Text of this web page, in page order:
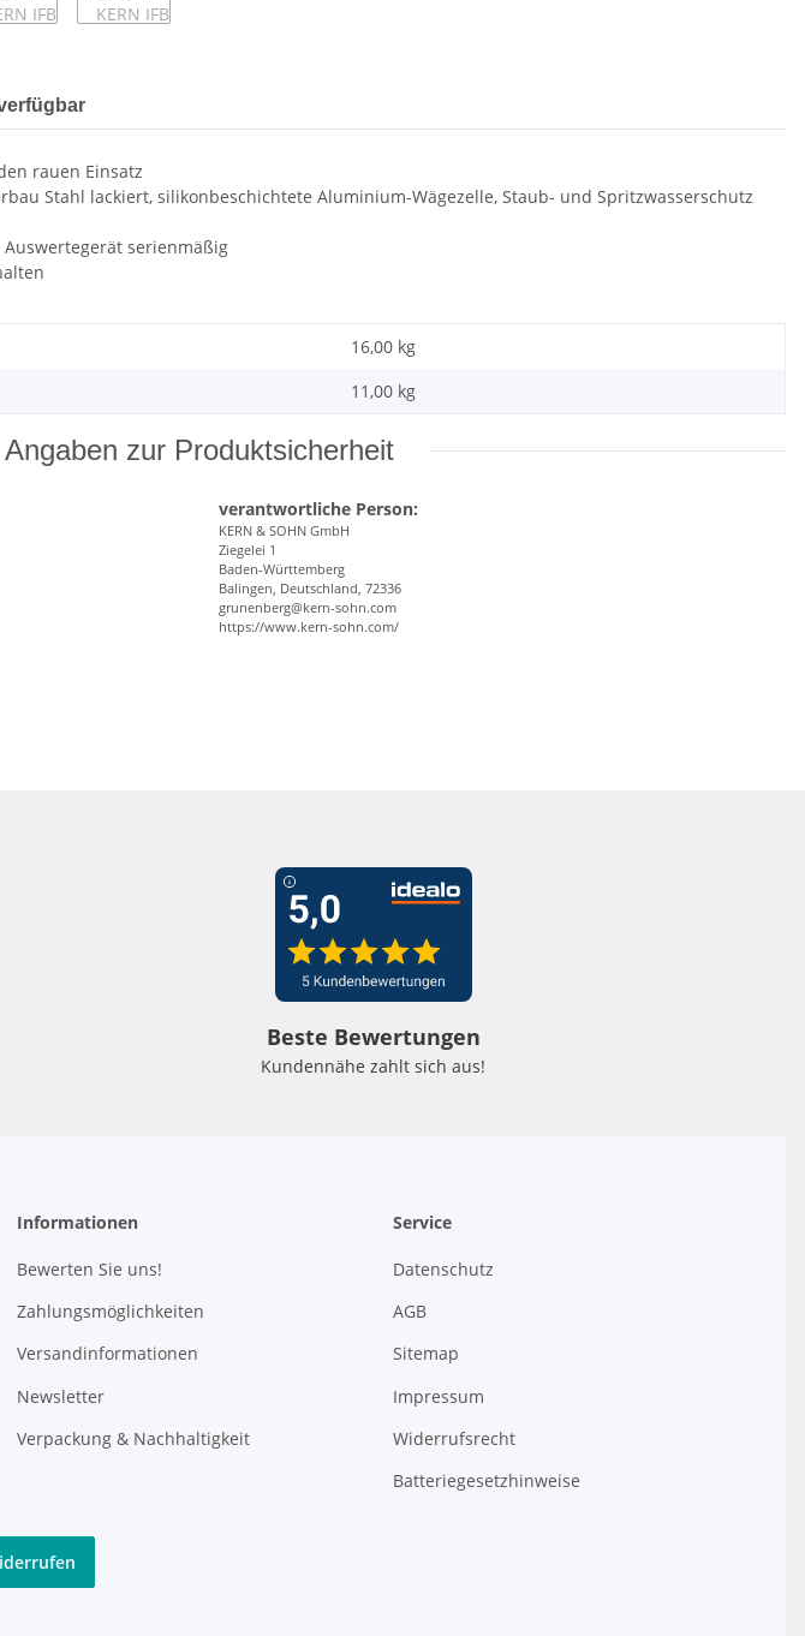
rauen Einsatz
Stahl lackiert, silikonbeschichtete Aluminium-Wägezelle, Staub- und Spritzwasserschutz
serienmäßig
16,00 kg
11,00 kg
Angaben zur Produktsicherheit
verantwortliche Person:
KERN & SOHN GmbH
Ziegelei 1
Baden-Württemberg
Balingen, Deutschland, 72336
grunenberg@kern-sohn.com
https://www.kern-sohn.com/
Beste Bewertungen
Kundennähe zahlt sich aus!
Informationen
Bewerten Sie uns!
Zahlungsmöglichkeiten
Versandinformationen
Newsletter
Verpackung & Nachhaltigkeit
Service
Datenschutz
AGB
Sitemap
Impressum
Widerrufsrecht
Batteriegesetzhinweise